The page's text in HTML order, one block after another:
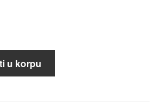
u korpu